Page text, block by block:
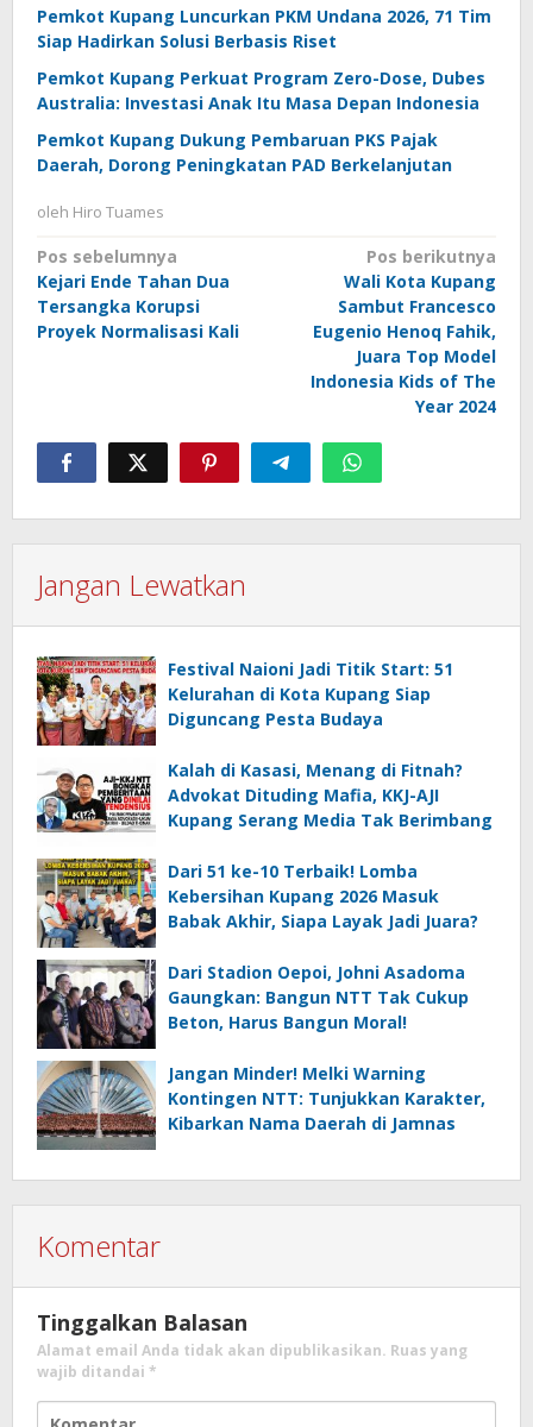
Pemkot Kupang Luncurkan PKM Undana 2026, 71 Tim
Siap Hadirkan Solusi Berbasis Riset
Pemkot Kupang Perkuat Program Zero-Dose, Dubes
Australia: Investasi Anak Itu Masa Depan Indonesia
Pemkot Kupang Dukung Pembaruan PKS Pajak
Daerah, Dorong Peningkatan PAD Berkelanjutan
oleh Hiro Tuames
Navigasi
pos
Pos sebelumnya
Kejari Ende Tahan Dua
Tersangka Korupsi
Proyek Normalisasi Kali
Pos berikutnya
Wali Kota Kupang
Sambut Francesco
Eugenio Henoq Fahik,
Juara Top Model
Indonesia Kids of The
Year 2024
Jangan Lewatkan
Festival Naioni Jadi Titik Start: 51
Kelurahan di Kota Kupang Siap
Diguncang Pesta Budaya
Kalah di Kasasi, Menang di Fitnah?
Advokat Dituding Mafia, KKJ-AJI
Kupang Serang Media Tak Berimbang
Dari 51 ke-10 Terbaik! Lomba
Kebersihan Kupang 2026 Masuk
Babak Akhir, Siapa Layak Jadi Juara?
Dari Stadion Oepoi, Johni Asadoma
Gaungkan: Bangun NTT Tak Cukup
Beton, Harus Bangun Moral!
Jangan Minder! Melki Warning
Kontingen NTT: Tunjukkan Karakter,
Kibarkan Nama Daerah di Jamnas
Komentar
Tinggalkan Balasan
Alamat email Anda tidak akan dipublikasikan. Ruas yang
wajib ditandai *